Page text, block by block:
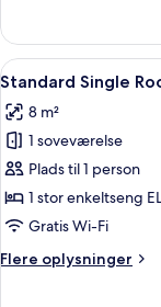
-
ryger
Indlæs
alle
billeder
af
Standard
Single
Room
Annex
1
Standard Single
8 m²
1 soveværelse
Plads til 1 person
1 stor enkeltseng
Gratis Wi-Fi
Flere oplysninger
Flere